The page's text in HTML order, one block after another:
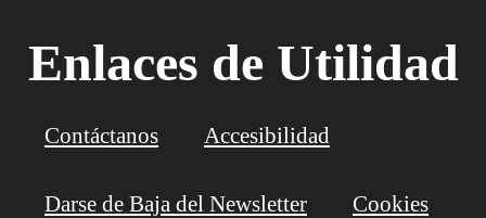
Enlaces de Utilidad
Contáctanos Accesibilidad
Darse de Baja del Newsletter Cookies